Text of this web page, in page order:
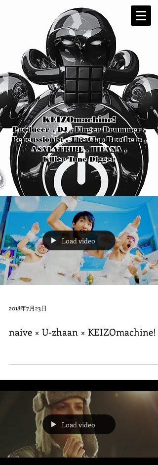
KEIZOmachine!
Producer , DJ , Finger Drummer ,
Percussionist ,The Clap Brothers,
ASALATRIBE,HIFANA,
Killer Tune Digger
Load video
2018年7月23日
naive × U-zhaan × KEIZOmachine!
Load video